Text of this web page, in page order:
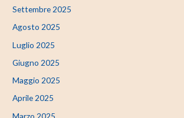
Settembre 2025
Agosto 2025
Luglio 2025
Giugno 2025
Maggio 2025
Aprile 2025
Marzo 2025